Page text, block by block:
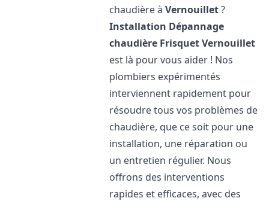
chaudière àVernouillet?
Installation Dépannage
chaudière FrisquetVernouillet
est là pour vous aider ! Nos
plombiers expérimentés
interviennent rapidement pour
résoudre tous vos problèmes de
chaudière, que ce soit pour une
installation, une réparation ou
un entretien régulier. Nous
offrons des interventions
rapides et efficaces, avec des